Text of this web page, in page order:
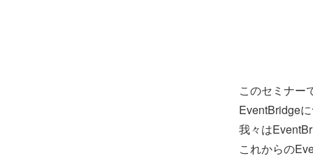
このセミナー
EventBridge
我々は
これからの